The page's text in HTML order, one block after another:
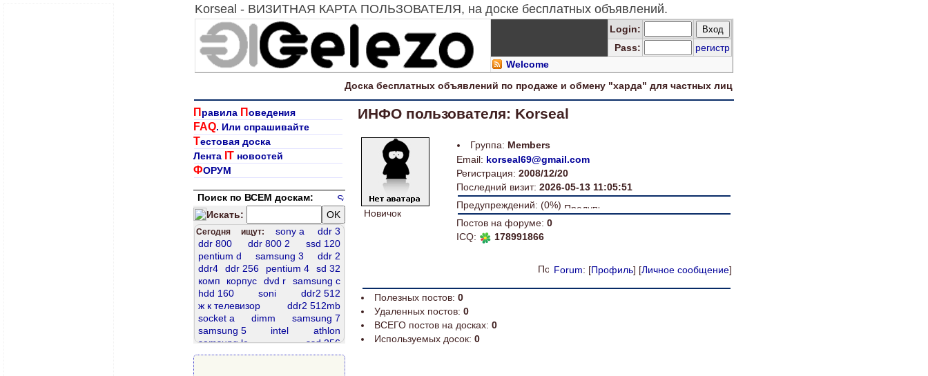
Korseal - ВИЗИТНАЯ КАРТА ПОЛЬЗОВАТЕЛЯ, на доске бесплатных объявлений.
Login:
Pass:
регистр
Welcome
Доска бесплатных объявлений по продаже и обмену "харда" для частных лиц
П равила Поведения
FAQ. Или спрашивайте
Тестовая доска
Лента ITновостей
ФОРУМ
Поиск по ВСЕМ доскам:
Искать:
Сегодня ищут: sony a
ddr 3
ddr 800
ddr 800 2
ssd 120
pentium d
samsung 3
ddr 2
ddr4
ddr 256 pentium 4
sd 32
комп
корпус dvd r
samsung c
hdd 160
soni
ddr2 512
ж к телевизор
ddr2 512mb
socket а
dimm
samsung 7
samsung 5
intel
athlon
samsung le
ssd 256
samsung a
dvd sata pentium 3
ИНФО пользователя: Korseal
Новичок
Группа: Members
Email: korseal69@gmail.com
Регистрация: 2008/12/20
Последний визит: 2026-05-13 11:05:51
Предупреждений: (0%)
Постов на форуме: 0
ICQ:
178991866
Forum: [Профиль] [Личное сообщение]
Полезных постов: 0
Удаленных постов: 0
ВСЕГО постов на досках: 0
Используемых досок: 0